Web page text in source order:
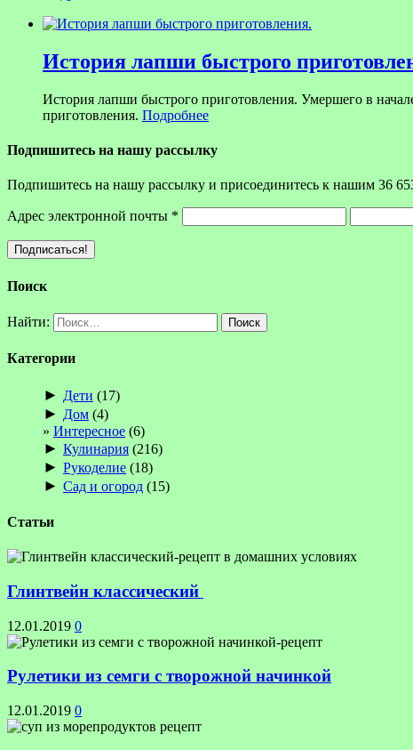
История лапши быстрого
История лапши быстрого приготовления. Умершего в
приготовления. Подробнее
Подпишитесь на нашу рассылку
Подпишитесь на нашу рассылку и присоединитесь к нашим 36
Адрес электронной почты *
Поиск
Найти:
Категории
► Дети (17)
► Дом (4)
Интересное (6)
► Кулинария (216)
► Рукоделие (18)
► Сад и огород (15)
Статьи
Глинтвейн классический
12.01.2019 0
Рулетики из семги с творожной начинкой
12.01.2019 0